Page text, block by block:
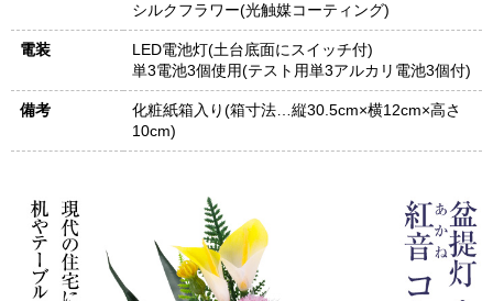
シルクフラワー(光触媒コーティング)
電装
LED電池灯(土台底面にスイッチ付)
単3電池3個使用(テスト用単3アルカリ電池3個付)
備考
化粧紙箱入り(箱寸法…縦30.5cm×横12cm×高さ
10cm)